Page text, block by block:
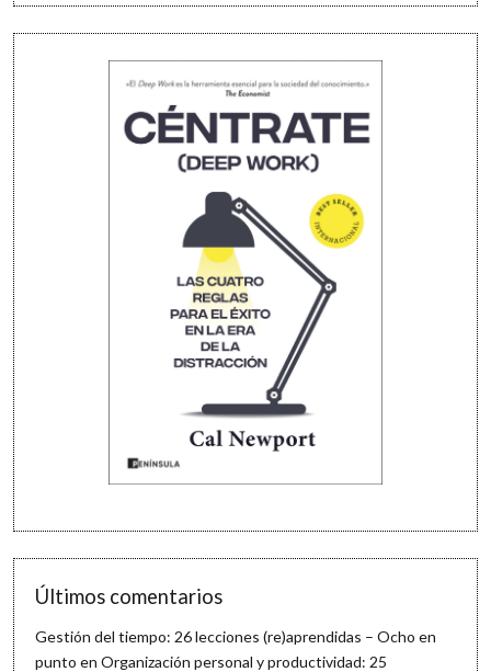
Últimos comentarios
Gestión del tiempo: 26 lecciones (re)aprendidas – Ocho en
punto enOrganización personal y productividad: 25